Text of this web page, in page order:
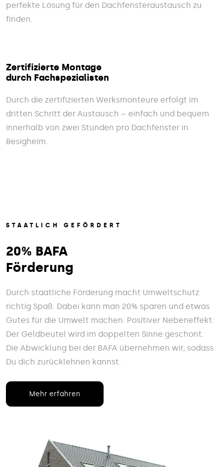
perfekte Lösung für den Dachfensteraustausch zu
finden.
Zertifizierte Montage
durch Fachspezialisten
Durch die zertifizierten Werksmonteure erfolgt im
dritten Schritt der Austausch – einfach und bequem
innerhalb von zwei Stunden pro Dachfenster in
Besigheim.
STAATLICH GEFÖRDERT
20% BAFA
Förderung
Durch staatliche Förderung macht Umweltschutz
richtig Spaß. Dabei kann man 20% sparen und etwas
Gutes für die Umwelt machen. Positiver Nebeneffekt:
Der Geldbeutel wird im doppelten Sinne geschont.
Die Abwicklung bei der BAFA übernehmen wir, sodass
Du dich zurücklehnen kannst.
Mehr erfahren